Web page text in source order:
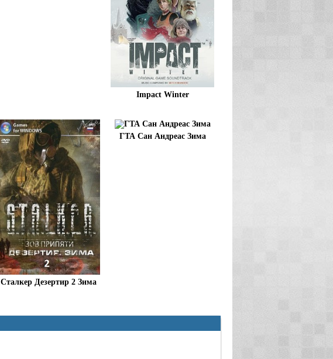
Impact Winter
Сталкер Дезертир 2 Зима
ГТА Сан Андреас Зима